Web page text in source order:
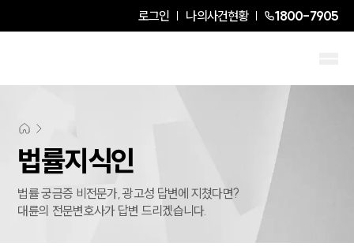
로그인 나의사건현황 1800-7905
법률지식인
법률 궁금증 비전문가, 광고성 답변에 지쳤다면?
대륜의 전문변호사가 답변 드리겠습니다.